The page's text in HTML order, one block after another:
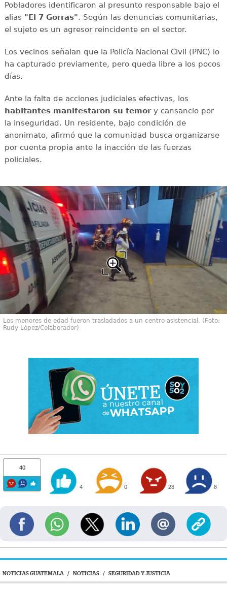
Pobladores identificaron al presunto responsable bajo el
alias "El 7 Gorras". Según las denuncias comunitarias,
el sujeto es un agresor reincidente en el sector.
Los vecinos señalan que la Policía Nacional Civil (PNC) lo
ha capturado previamente, pero queda libre a los pocos
días.
Ante la falta de acciones judiciales efectivas, los
habitantes manifestaron su temory cansancio por
la inseguridad. Un residente, bajo condición de
anonimato, afirmó que la comunidad busca organizarse
por cuenta propia ante la inacción de las fuerzas
policiales.
Los menores de edad fueron trasladados a un centro asistencial. (Foto:
Rudy López/Colaborador)
40
4 0 28 8
NOTICIAS GUATEMALA / NOTICIAS / SEGURIDAD Y JUSTICIA